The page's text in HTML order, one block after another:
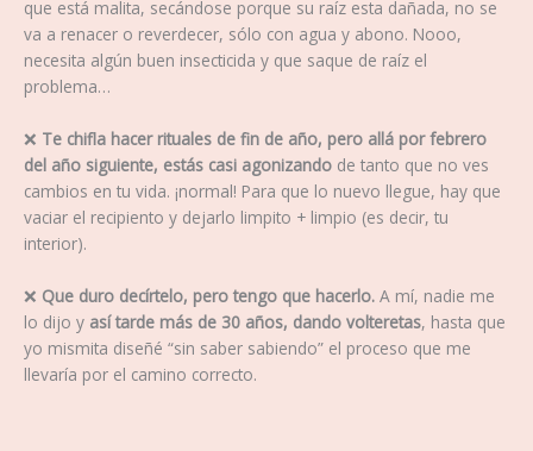
que está malita, secándose porque su raíz esta dañada, no se
va a renacer o reverdecer, sólo con agua y abono. Nooo,
necesita algún buen insecticida y que saque de raíz el
problema…
❌ Te chifla hacer rituales de fin de año, pero allá por febrero
del año siguiente, estás casi agonizando de tanto que no ves
cambios en tu vida. ¡normal! Para que lo nuevo llegue, hay que
vaciar el recipiento y dejarlo limpito + limpio (es decir, tu
interior).
❌ Que duro decírtelo, pero tengo que hacerlo. A mí, nadie me
lo dijo y así tarde más de 30 años, dando volteretas, hasta que
yo mismita diseñé “sin saber sabiendo” el proceso que me
llevaría por el camino correcto.